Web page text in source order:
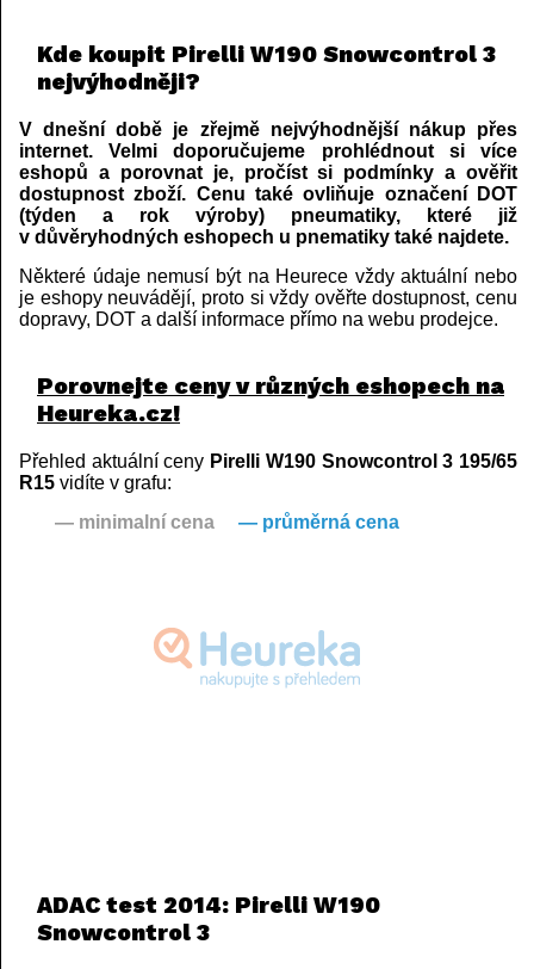
Kde koupit Pirelli W190 Snowcontrol 3
nejvýhodněji?
V dnešní době je zřejmě nejvýhodnější nákup přes
internet. Velmi doporučujeme prohlédnout si více
eshopů a porovnat je, pročíst si podmínky a ověřit
dostupnost zboží. Cenu také ovliňuje označení DOT
(týden a rok výroby) pneumatiky, které již
v důvěryhodných eshopech u pnematiky také najdete.
Některé údaje nemusí být na Heurece vždy aktuální nebo
je eshopy neuvádějí, proto si vždy ověřte dostupnost, cenu
dopravy, DOT a další informace přímo na webu prodejce.
Porovnejte ceny v různých eshopech na
Heureka.cz!
Přehled aktuální ceny Pirelli W190 Snowcontrol 3 195/65
R15 vidíte v grafu:
— minimalní cena
— průměrná cena
ADAC test 2014: Pirelli W190
Snowcontrol 3